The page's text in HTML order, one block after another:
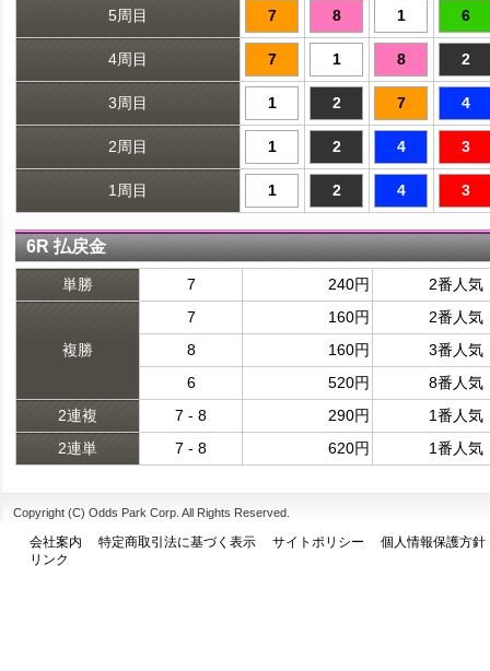
5周目 7 8 1 6
4周目 7 1 8 2
3周目 1 2 7 4
2周目 1 2 4 3
1周目 1 2 4 3
6R 払戻金
単勝 7 240円 2番人気
複勝
7 160円
2番人気
8
160円
3番人気
6
520円
8番人気
2連複
7 - 8 290円
1番人気
2連単
7 - 8 620円 1番人気
Copyright (C) Odds Park Corp. All Rights Reserved.
会社案内 特定商取引法に基づく表示 サイトポリシー
個人情報保護方針
リンク